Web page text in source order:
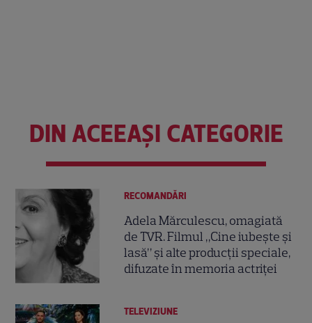
DIN ACEEAȘI CATEGORIE
RECOMANDĂRI
Adela Mărculescu, omagiată
de TVR. Filmul „Cine iubește și
lasă” și alte producții speciale,
difuzate în memoria actriței
TELEVIZIUNE